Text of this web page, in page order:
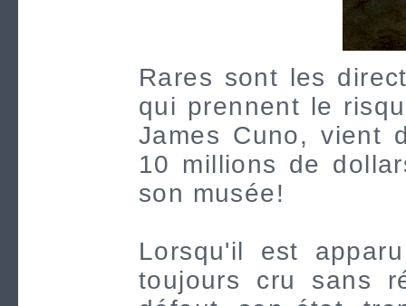
Rares sont les
qui prennent le
James Cuno, vient
10 millions de
son musée!
Lorsqu'il est
toujours cru sans